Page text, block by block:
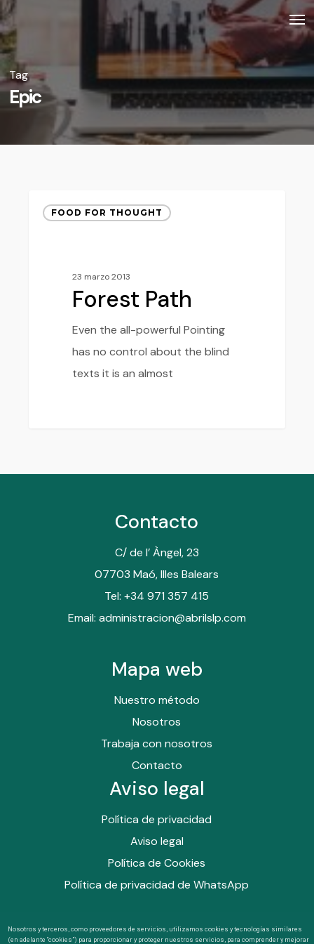
Skip
to
main
content
Tag
Epic
Forest
Path
FOOD FOR THOUGHT
23 marzo 2013
Forest Path
Even the all-powerful Pointing
has no control about the blind
texts it is an almost
Contacto
C/ de l’ Àngel, 23
07703 Maó, Illes Balears
Tel: +34 971 357 415
Email: administracion@abrilslp.com
Mapa web
Nuestro método
Nosotros
Trabaja con nosotros
Contacto
Aviso legal
Política de privacidad
Aviso legal
Política de Cookies
Política de privacidad de WhatsApp
Nosotros y terceros, como proveedores de servicios, utilizamos cookies y tecnologías similares
(en adelante “cookies”) para proporcionar y proteger nuestros servicios, para comprender y mejorar